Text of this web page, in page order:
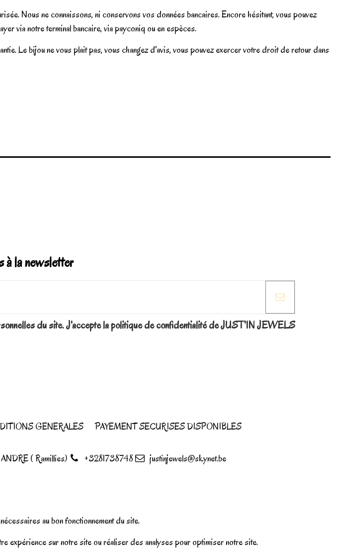
Nous ne connaissons, ni conservons vos données bancaires. Encore hésitant, vous pouvez
via notre terminal bancaire, via payconiq ou en espèces.
Le bijou ne vous plait pas, vous changez d'avis, vous pouvez exercer votre droit de retour dans
à la newsletter
du site. J'accepte la politique de confidentialité de JUST'IN JEWELS
GENERALES PAYEMENT SECURISES DISPONIBLES
( Ramillies) +3281738748 justinjewels@skynet.be
au bon fonctionnement du site.
expérience sur notre site ou réaliser des analyses pour optimiser notre site.